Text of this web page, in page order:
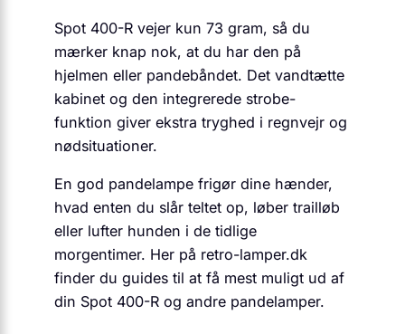
Spot 400-R vejer kun 73 gram, så du
mærker knap nok, at du har den på
hjelmen eller pandebåndet. Det vandtætte
kabinet og den integrerede strobe-
funktion giver ekstra tryghed i regnvejr og
nødsituationer.
En god pandelampe frigør dine hænder,
hvad enten du slår teltet op, løber trailløb
eller lufter hunden i de tidlige
morgentimer. Her på retro-lamper.dk
finder du guides til at få mest muligt ud af
din Spot 400-R og andre pandelamper.